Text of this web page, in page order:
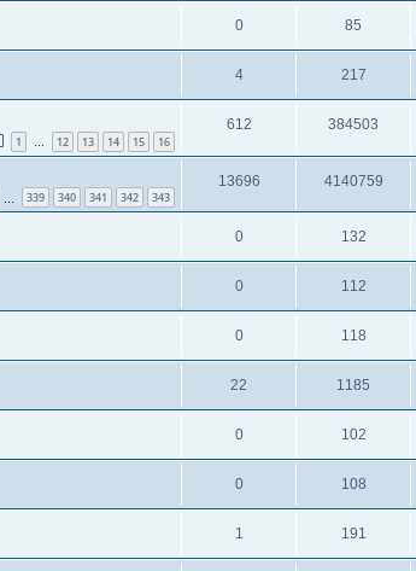
0 85
4 217
1 … 12 13 14 15 16
612 384503
339 340 341 342 343
13696 4140759
0 132
0 112
0 118
22 1185
0 102
0 108
1 191